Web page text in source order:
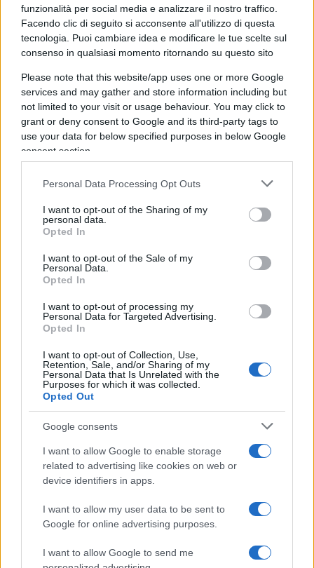
funzionalità per social media e analizzare il nostro traffico.
Facendo clic di seguito si acconsente all'utilizzo di questa
tecnologia. Puoi cambiare idea e modificare le tue scelte sul
consenso in qualsiasi momento ritornando su questo sito
Please note that this website/app uses one or more Google
services and may gather and store information including but
not limited to your visit or usage behaviour. You may click to
grant or deny consent to Google and its third-party tags to
use your data for below specified purposes in below Google
consent section.
Personal Data Processing Opt Outs
I want to opt-out of the Sharing of my
personal data.
Opted In
I want to opt-out of the Sale of my
Personal Data.
Opted In
I want to opt-out of processing my
Personal Data for Targeted Advertising.
Opted In
I want to opt-out of Collection, Use,
Retention, Sale, and/or Sharing of my
Personal Data that Is Unrelated with the
Purposes for which it was collected.
Opted Out
Google consents
I want to allow Google to enable storage
related to advertising like cookies on web or
device identifiers in apps.
I want to allow my user data to be sent to
Google for online advertising purposes.
I want to allow Google to send me
clima apertamente ostile, le ragioni del liberalismo. È
stato a lungo una voce solitaria: ma più di recente, in
conseguenza soprattutto della sua predicazione
coraggiosa, ha potuto assistere a una piccola
“rinascita” delle forze del liberalismo nostrano. [….]
Gran parte del merito è riconducibile alle iniziative di
Sergio Ricossa. Alla sua prosa affascinante, alla sua
capacità di parlare a tutti – e conquistare così alle
idee di libertà le nuove generazioni”.
E ancora, nella
Leoni Libri, 2010: “ Per questo, Ricossa non è solo un
autore che ci è caro, un classico nostro. Sergio
Ricossa è qualcosa di più.Malgré soi
, è il padre oggi
affettuosamente silente, lontano ma indimenticato di
e poco altro”, coltiva la dissennata ambizione di
“liberare” quelle coscienze prima occupate
dall’egemonia e poi razziate dal cinismo della
è solo un maestro: è il capostipite. Di una stirpe di
eccentrici”.
vivo ricordo del maestro. E conle sue parole, che
Impariamo l’economia– BUR , maggio 1994: “